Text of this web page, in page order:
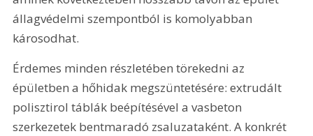
állagvédelmi szempontból is komolyabban
károsodhat.
Érdemes minden részletében törekedni az
épületben a hőhidak megszüntetésére: extrudált
polisztirol táblák beépítésével a vasbeton
szerkezetek bentmaradó zsaluzataként. A konkrét